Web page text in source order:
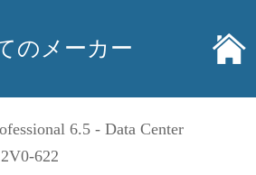
のメーカー
6.5 - Data Center
622